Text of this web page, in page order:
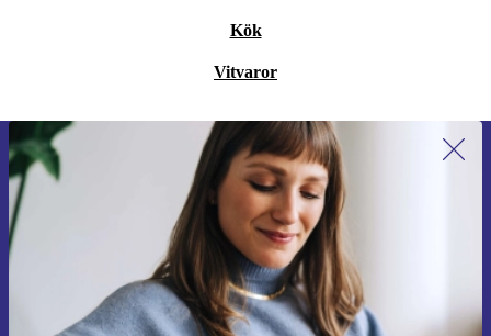
Kök
Vitvaror
Anmäl dig till vårt nyhetsbrev för
första gången och spara 200 kr!
Missa aldrig ett erbjudande igen.